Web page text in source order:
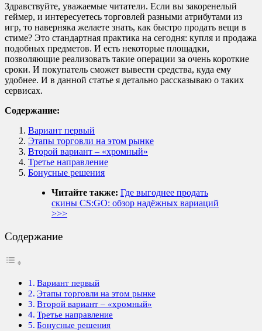
Здравствуйте, уважаемые читатели. Если вы закоренелый
геймер, и интересуетесь торговлей разными атрибутами из
игр, то наверняка желаете знать, как быстро продать вещи в
стиме? Это стандартная практика на сегодня: купля и продажа
подобных предметов. И есть некоторые площадки,
позволяющие реализовать такие операции за очень короткие
сроки. И покупатель сможет вывести средства, куда ему
удобнее. И в данной статье я детально рассказываю о таких
сервисах.
Содержание:
Вариант первый
Этапы торговли на этом рынке
Второй вариант – «хромный»
Третье направление
Бонусные решения
Читайте также: Где выгоднее продать
скины CS:GO: обзор надёжных вариаций
>>>
Содержание
Вариант первый
Этапы торговли на этом рынке
Второй вариант – «хромный»
Третье направление
Бонусные решения